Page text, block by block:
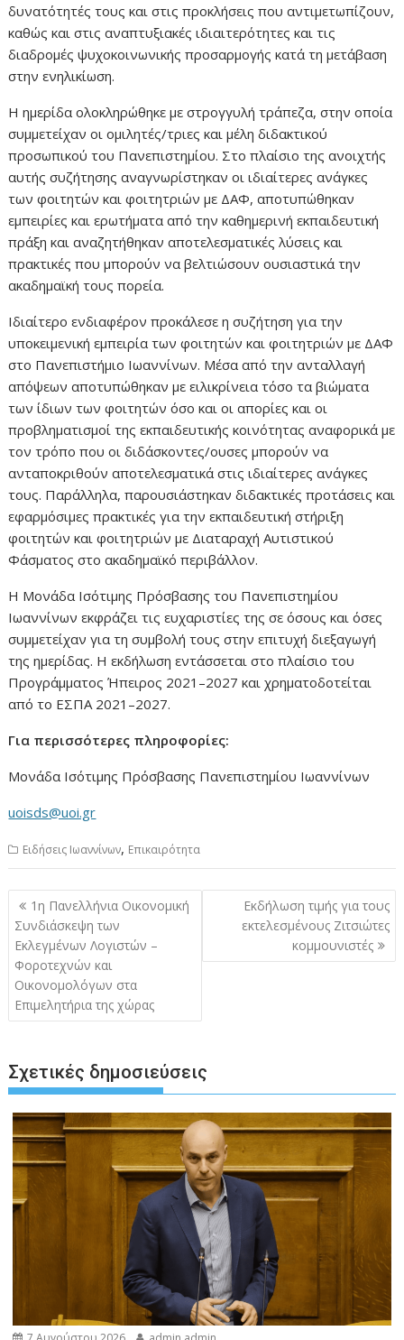
δυνατότητές τους και στις προκλήσεις που αντιμετωπίζουν,
καθώς και στις αναπτυξιακές ιδιαιτερότητες και τις
διαδρομές ψυχοκοινωνικής προσαρμογής κατά τη μετάβαση
στην ενηλικίωση.
Η ημερίδα ολοκληρώθηκε με στρογγυλή τράπεζα, στην οποία
συμμετείχαν οι ομιλητές/τριες και μέλη διδακτικού
προσωπικού του Πανεπιστημίου. Στο πλαίσιο της ανοιχτής
αυτής συζήτησης αναγνωρίστηκαν οι ιδιαίτερες ανάγκες
των φοιτητών και φοιτητριών με ΔΑΦ, αποτυπώθηκαν
εμπειρίες και ερωτήματα από την καθημερινή εκπαιδευτική
πράξη και αναζητήθηκαν αποτελεσματικές λύσεις και
πρακτικές που μπορούν να βελτιώσουν ουσιαστικά την
ακαδημαϊκή τους πορεία.
Ιδιαίτερο ενδιαφέρον προκάλεσε η συζήτηση για την
υποκειμενική εμπειρία των φοιτητών και φοιτητριών με ΔΑΦ
στο Πανεπιστήμιο Ιωαννίνων. Μέσα από την ανταλλαγή
απόψεων αποτυπώθηκαν με ειλικρίνεια τόσο τα βιώματα
των ίδιων των φοιτητών όσο και οι απορίες και οι
προβληματισμοί της εκπαιδευτικής κοινότητας αναφορικά με
τον τρόπο που οι διδάσκοντες/ουσες μπορούν να
ανταποκριθούν αποτελεσματικά στις ιδιαίτερες ανάγκες
τους. Παράλληλα, παρουσιάστηκαν διδακτικές προτάσεις και
εφαρμόσιμες πρακτικές για την εκπαιδευτική στήριξη
φοιτητών και φοιτητριών με Διαταραχή Αυτιστικού
Φάσματος στο ακαδημαϊκό περιβάλλον.
Η Μονάδα Ισότιμης Πρόσβασης του Πανεπιστημίου
Ιωαννίνων εκφράζει τις ευχαριστίες της σε όσους και όσες
συμμετείχαν για τη συμβολή τους στην επιτυχή διεξαγωγή
της ημερίδας. Η εκδήλωση εντάσσεται στο πλαίσιο του
Προγράμματος Ήπειρος 2021–2027 και χρηματοδοτείται
από το ΕΣΠΑ 2021–2027.
Για περισσότερες πληροφορίες:
Μονάδα Ισότιμης Πρόσβασης Πανεπιστημίου Ιωαννίνων
uoisds@uoi.gr
Ειδήσεις Ιωαννίνων, Επικαιρότητα
Πλοήγηση
άρθρων
1η Πανελλήνια Οικονομική
Συνδιάσκεψη των
Εκλεγμένων Λογιστών –
Φοροτεχνών και
Οικονομολόγων στα
Επιμελητήρια της χώρας
Εκδήλωση τιμής για τους
εκτελεσμένους Ζιτσιώτες
κομμουνιστές
Σχετικές δημοσιεύσεις